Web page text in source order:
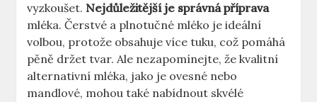
vyzkoušet.⁣ Nejdůležitější je správná příprava
mléka. Čerstvé a plnotučné mléko je ideální
volbou, protože‌ obsahuje více tuku, což‌ pomáhá
pěně držet tvar. Ale nezapomínejte, že kvalitní
alternativní mléka, jako je ovesné nebo
mandlové, mohou také nabídnout skvélé